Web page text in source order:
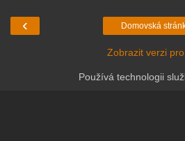
‹ Domovská
Zobrazit verzi
Používá technologii